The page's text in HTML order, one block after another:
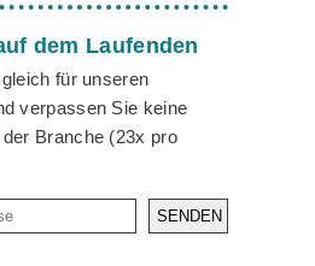
dem Laufenden
für unseren
verpassen Sie keine
Branche (23x pro
SENDEN